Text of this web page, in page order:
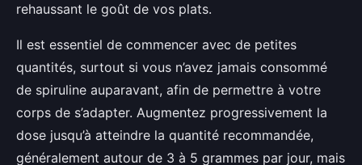
rehaussant le goût de vos plats.
Il est essentiel de commencer avec de petites
quantités, surtout si vous n’avez jamais consommé
de spiruline auparavant, afin de permettre à votre
corps de s’adapter. Augmentez progressivement la
dose jusqu’à atteindre la quantité recommandée,
généralement autour de 3 à 5 grammes par jour, mais